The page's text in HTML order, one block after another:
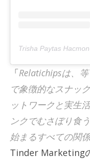
「Relatichipsは、
で象徴的なスナッ
ットワークと実生
ンクでむさぼり食
始まるすべての関
Tinder Marketing